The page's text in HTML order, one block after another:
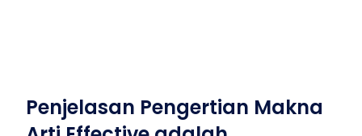
Penjelasan Pengertian Makna